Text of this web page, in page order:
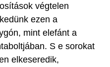
végtelen
ezen a
mint elefánt a
S e sorokat
elkeseredik,